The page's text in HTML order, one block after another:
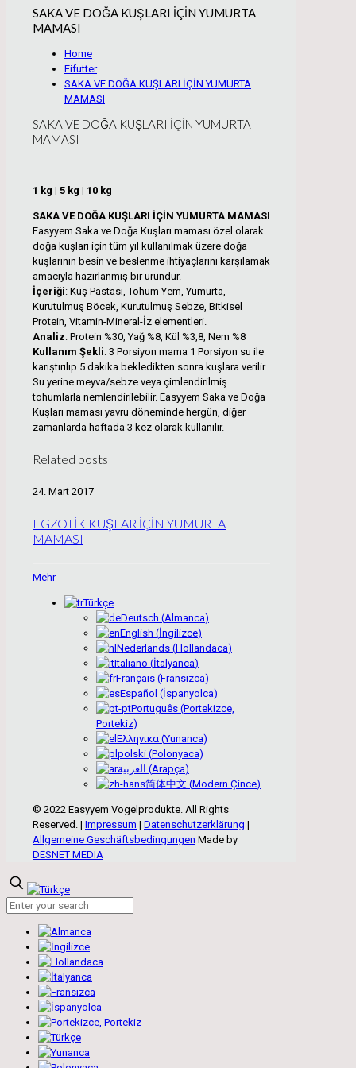
SAKA VE DOĞA KUŞLARI İÇİN YUMURTA
MAMASI
Home
Eifutter
SAKA VE DOĞA KUŞLARI İÇİN YUMURTA
MAMASI
SAKA VE DOĞA KUŞLARI İÇİN YUMURTA
MAMASI
1 kg | 5 kg | 10 kg
SAKA VE DOĞA KUŞLARI İÇİN YUMURTA MAMASI
Easyyem Saka ve Doğa Kuşları maması özel olarak
doğa kuşları için tüm yıl kullanılmak üzere doğa
kuşlarının besin ve beslenme ihtiyaçlarını karşılamak
amacıyla hazırlanmış bir üründür.
İçeriği: Kuş Pastası, Tohum Yem, Yumurta,
Kurutulmuş Böcek, Kurutulmuş Sebze, Bitkisel
Protein, Vitamin-Mineral-İz elementleri.
Analiz: Protein %30, Yağ %8, Kül %3,8, Nem %8
Kullanım Şekli: 3 Porsiyon mama 1 Porsiyon su ile
karıştırılıp 5 dakika bekledikten sonra kuşlara verilir.
Su yerine meyva/sebze veya çimlendirilmiş
tohumlarla nemlendirilebilir. Easyyem Saka ve Doğa
Kuşları maması yavru döneminde hergün, diğer
zamanlarda haftada 3 kez olarak kullanılır.
Related posts
24. Mart 2017
EGZOTİK KUŞLAR İÇİN YUMURTA
MAMASI
Mehr
Türkçe
Deutsch (Almanca)
English (İngilizce)
Nederlands (Hollandaca)
Italiano (İtalyanca)
Français (Fransızca)
Español (İspanyolca)
Português (Portekizce,
Portekiz)
Ελληνικα (Yunanca)
polski (Polonyaca)
العربية (Arapça)
简体中文 (Modern Çince)
© 2022 Easyyem Vogelprodukte. All Rights
Reserved. | Impressum | Datenschutzerklärung |
Allgemeine Geschäftsbedingungen Made by
DESNET MEDIA